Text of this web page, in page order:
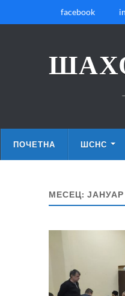
facebook
ПОЧЕТНА ШСНС
МЕСЕЦ: ЈАНУАР